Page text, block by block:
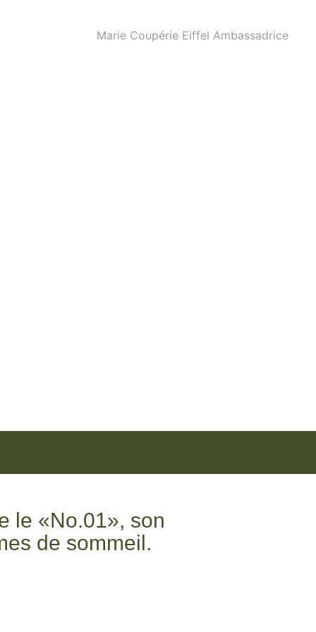
Marie Coupérie Eiffel Ambassadrice
le «No.01», son
de sommeil.